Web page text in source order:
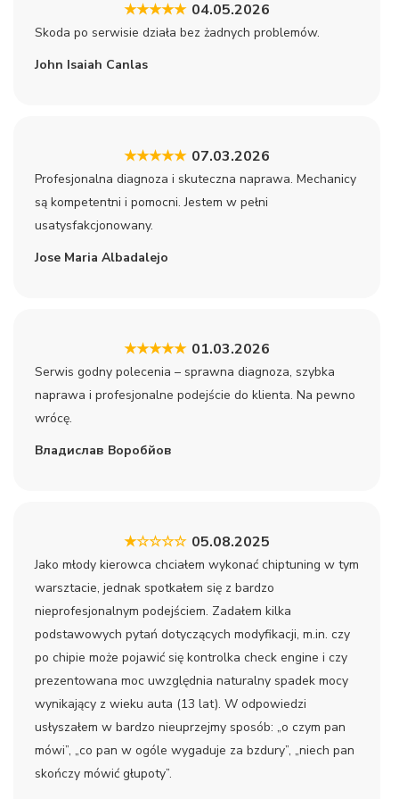
★★★★★ 04.05.2026
Skoda po serwisie działa bez żadnych problemów.
John Isaiah Canlas
★★★★★ 07.03.2026
Profesjonalna diagnoza i skuteczna naprawa. Mechanicy
są kompetentni i pomocni. Jestem w pełni
usatysfakcjonowany.
Jose Maria Albadalejo
★★★★★ 01.03.2026
Serwis godny polecenia – sprawna diagnoza, szybka
naprawa i profesjonalne podejście do klienta. Na pewno
wrócę.
Владислав Воробйов
★☆☆☆☆ 05.08.2025
Jako młody kierowca chciałem wykonać chiptuning w tym
warsztacie, jednak spotkałem się z bardzo
nieprofesjonalnym podejściem. Zadałem kilka
podstawowych pytań dotyczących modyfikacji, m.in. czy
po chipie może pojawić się kontrolka check engine i czy
prezentowana moc uwzględnia naturalny spadek mocy
wynikający z wieku auta (13 lat). W odpowiedzi
usłyszałem w bardzo nieuprzejmy sposób: „o czym pan
mówi”, „co pan w ogóle wygaduje za bzdury”, „niech pan
skończy mówić głupoty”.